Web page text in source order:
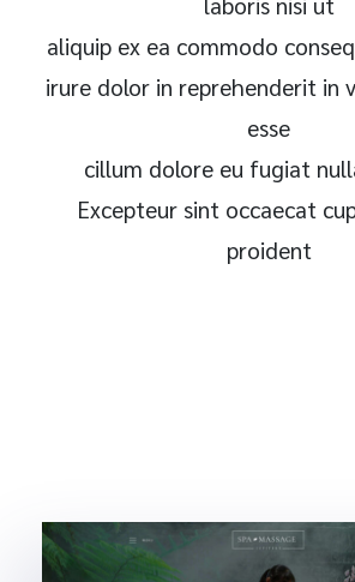
aliquip ex ea commodo
irure dolor in reprehenderit in
esse
cillum dolore eu fugiat
Excepteur sint occaecat
proident